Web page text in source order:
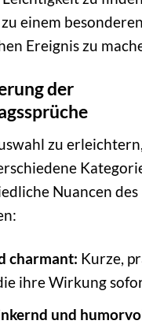
einem
Ereignis zu
der
zu
Nuancen
charmant: Kurze,
ihre Wirkung
und